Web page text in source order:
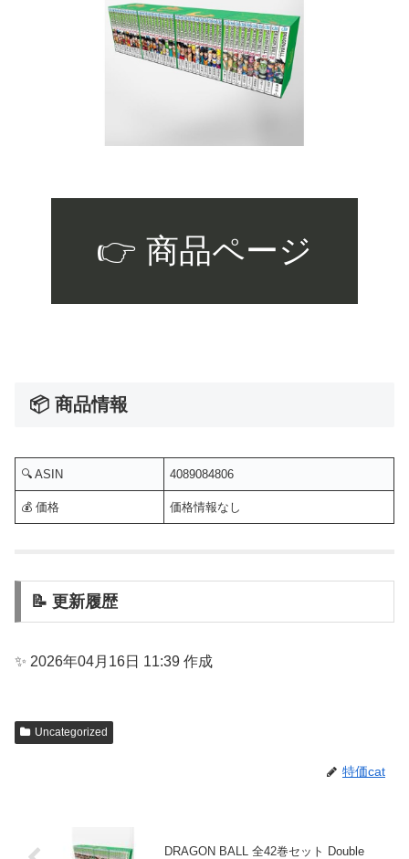
👉 商品ページ
📦 商品情報
🔍 ASIN 4089084806
💰 価格 価格情報なし
📝 更新履歴
✨ 2026年04月16日 11:39 作成
Uncategorized
特価cat
DRAGON BALL 全42巻セット Double